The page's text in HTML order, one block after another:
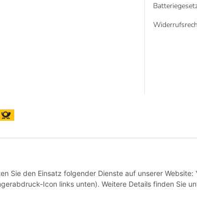
Sie den Einsatz folgender Dienste auf unserer Website:
Icon links unten). Weitere Details finden Sie
VERTRAG WIDERRUFEN